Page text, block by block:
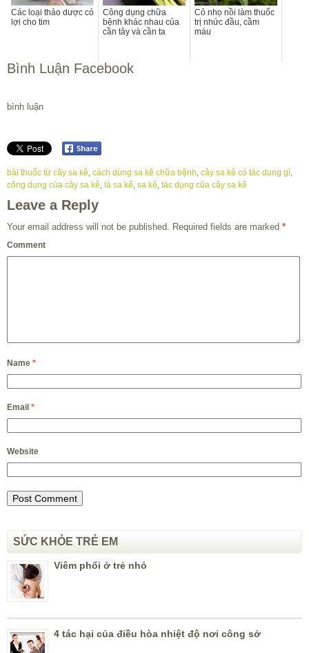
Các loại thảo dược có
lợi cho tim
Công dụng chữa
bệnh khác nhau của
cần tây và cần ta
Cỏ nhọ nồi làm thuốc
trị nhức đầu, cầm
máu
Bình Luận Facebook
bình luận
bài thuốc từ cây sa kê cách dùng sa kê chữa bệnh cây sa kê có tác dụng gì
công dụng của cây sa kê lá sa kê sa kê tác dụng của cây sa kê
Leave a Reply
Your email address will not be published. Required fields are marked *
Comment
Name *
Email *
Website
SỨC KHỎE TRẺ EM
Viêm phổi ở trẻ nhỏ
4 tác hại của điều hòa nhiệt độ nơi công sở